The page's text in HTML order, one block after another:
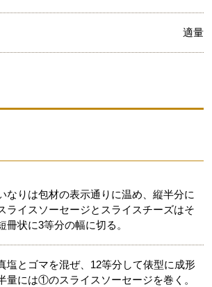
適量
なりは包材の表示通りに温め、縦半分に
ライスソーセージとスライスチーズはそ
冊状に3等分の幅に切る。
塩とゴマを混ぜ、12等分して俵型に成形
量には①のスライスソーセージを巻く。